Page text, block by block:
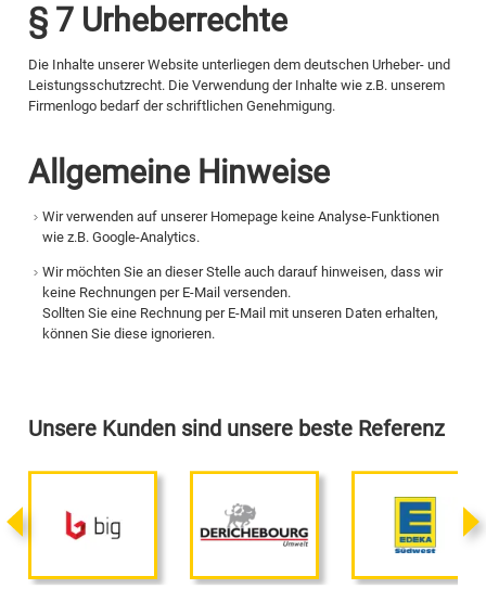
§ 7 Urheberrechte
Die Inhalte unserer Website unterliegen dem deutschen Urheber- und
Leistungsschutzrecht. Die Verwendung der Inhalte wie z.B. unserem
Firmenlogo bedarf der schriftlichen Genehmigung.
Allgemeine Hinweise
Wir verwenden auf unserer Homepage keine Analyse-Funktionen
wie z.B. Google-Analytics.
Wir möchten Sie an dieser Stelle auch darauf hinweisen, dass wir
keine Rechnungen per E-Mail versenden.
Sollten Sie eine Rechnung per E-Mail mit unseren Daten erhalten,
können Sie diese ignorieren.
Unsere Kunden sind unsere beste Referenz